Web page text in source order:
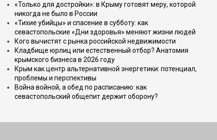
«Только для достройки»: в Крыму готовят меру, которой
никогда не было в России
«Тихие убийцы» и спасение в субботу: как
севастопольские «Дни здоровья» меняют жизни людей
Кого вычистят с рынка российской недвижимости
Кладбище юрлиц или естественный отбор? Анатомия
крымского бизнеса в 2026 году
Крым как центр альтернативной энергетики: потенциал,
проблемы и перспективы
Война войной, а обед по расписанию: как
севастопольский общепит держит оборону?